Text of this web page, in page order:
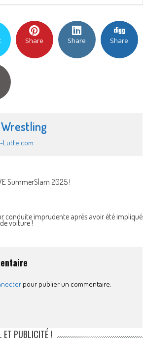
Share Share Share
SummerSlam 2025 !
conduite imprudente après avoir été impliqué
voiture !
pour publier un commentaire.
ET PUBLICITÉ !